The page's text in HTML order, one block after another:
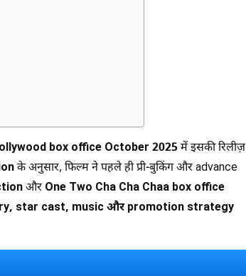
box office October 2025में इसकी रिलीज़
के अनुसार, फिल्म ने पहले ही प्री-बुकिंग और advance
और One Two Cha Cha Chaa box office
star cast, music और promotion strategy